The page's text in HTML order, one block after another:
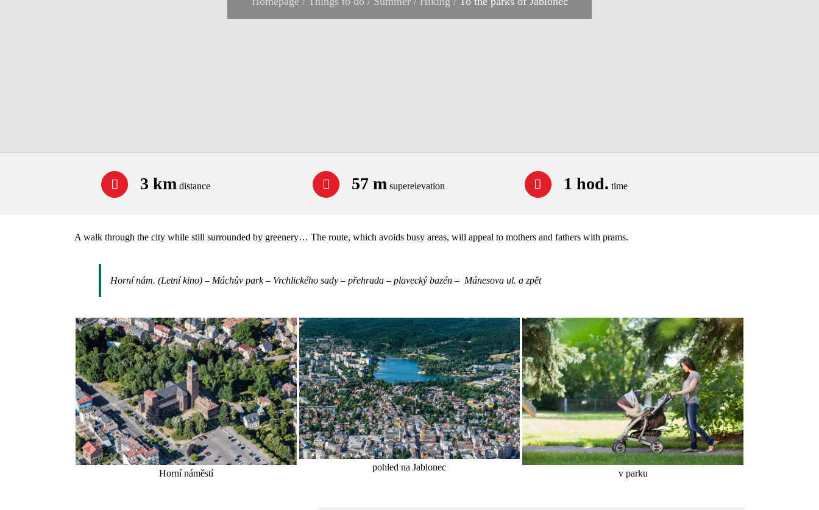
3 km distance 57 m superelevation 1 hod. time
A walk through the city while still surrounded by greenery… The route, which avoids busy areas, will appeal to mothers and fathers with prams.
Horní nám. (Letní kino) – Máchův park – Vrchlického sady – přehrada – plavecký bazén – Mánesova ul. a zpět
Horní náměstí
pohled na Jablonec
v parku